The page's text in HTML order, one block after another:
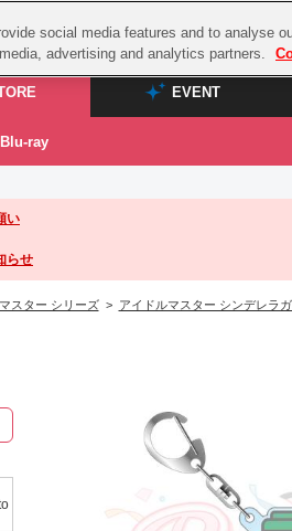
EVENT
STORE
STORE TOP
ズ
ray
ガンダムシリーズ
ドラゴンボール
い
らせ
スター シリーズ> アイドルマスター シンデレラ
social media features and to analyse
advertising and analytics partners.